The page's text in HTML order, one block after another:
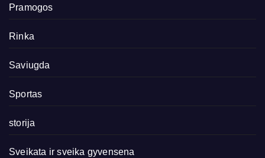
Pramogos
Rinka
Saviugda
Sportas
storija
Sveikata ir sveika gyvensena